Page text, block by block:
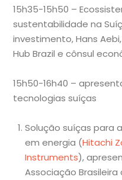
15h35-15h50 –
sustentabilidade na
investimento, Hans
Hub Brazil e cônsul
15h50-16h40 –
tecnologias suíças
Solução suíças para
em energia (Hitachi
Instruments),
Associação